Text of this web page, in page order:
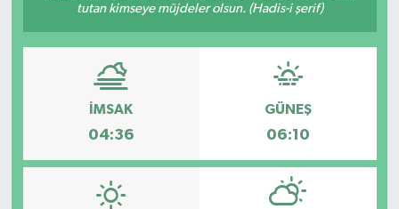
tutan kimseye müjdeler olsun. (Hadis-i şerif)
İMSAK
04:36
GÜNEŞ
06:10